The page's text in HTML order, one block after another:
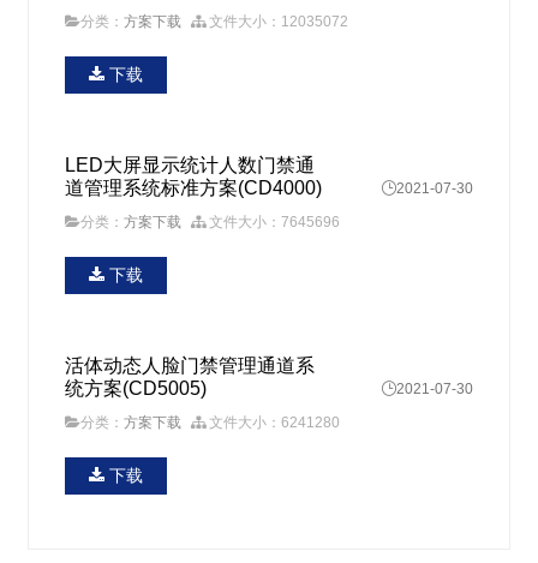
分类：方案下载 文件大小：12035072
下载
LED大屏显示统计人数门禁通
道管理系统标准方案(CD4000)
2021-07-30
分类：方案下载 文件大小：7645696
下载
活体动态人脸门禁管理通道系
统方案(CD5005)
2021-07-30
分类：方案下载 文件大小：6241280
下载